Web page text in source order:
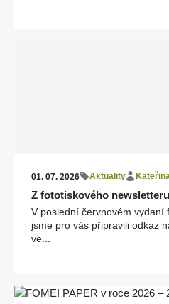
01. 07. 2026 Aktuality
Z fototiskového
V poslední červnovém vydaní
jsme pro vás připravili odkaz
ve...